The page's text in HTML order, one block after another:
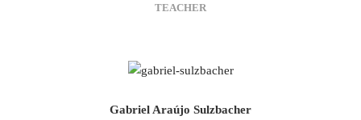
TEACHER
Gabriel Araújo Sulzbacher